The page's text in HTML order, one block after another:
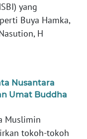
yang
Buya Hamka,
H
Nusantara
Umat Buddha
Muslimin
tokoh-tokoh